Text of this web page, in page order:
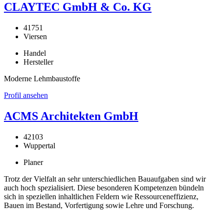
CLAYTEC GmbH & Co. KG
41751
Viersen
Handel
Hersteller
Moderne Lehmbaustoffe
Profil ansehen
ACMS Architekten GmbH
42103
Wuppertal
Planer
Trotz der Vielfalt an sehr unterschiedlichen Bauaufgaben sind wir
auch hoch spezialisiert. Diese besonderen Kompetenzen bündeln
sich in speziellen inhaltlichen Feldern wie Ressourceneffizienz,
Bauen im Bestand, Vorfertigung sowie Lehre und Forschung.